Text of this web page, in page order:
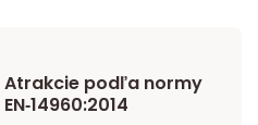
Atrakcie podľa normy
EN‑14960:2014